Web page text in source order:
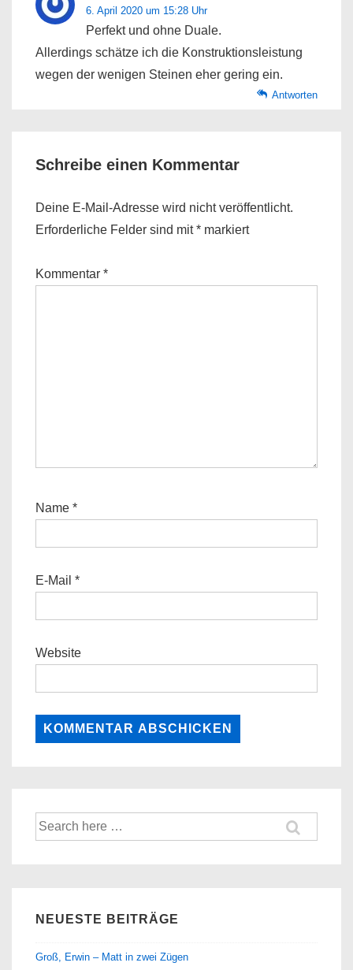
6. April 2020 um 15:28 Uhr
Perfekt und ohne Duale.
Allerdings schätze ich die Konstruktionsleistung
wegen der wenigen Steinen eher gering ein.
Antworten
Schreibe einen Kommentar
Deine E-Mail-Adresse wird nicht veröffentlicht.
Erforderliche Felder sind mit* markiert
Kommentar *
Name *
E-Mail *
Website
Suche
nach:
NEUESTE BEITRÄGE
Groß, Erwin – Matt in zwei Zügen